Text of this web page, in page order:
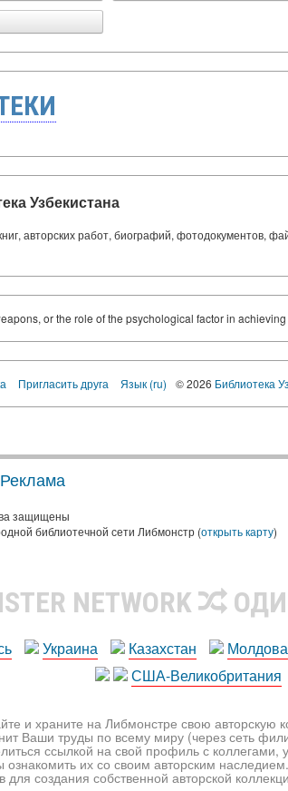
Узбекистана
авторских работ, биографий, фотодокументов,
or the role of the psychological factor in
Пригласить друга Язык (ru) © 2026 Библиотека
Реклама
защищены
библиотечной сети Либмонстр (открыть карту)
NETWORK
Украина Казахстан Молдова
США-Великобритания
и храните на Либмонстре свою авторскую
Ваши труды по всему миру (через сеть
ссылкой на свой профиль с
ознакомить их со своим авторским
для создания собственной авторской